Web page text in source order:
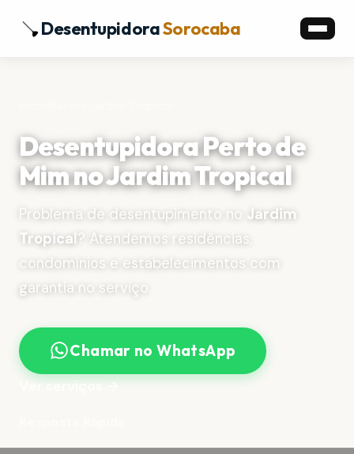
DesentupidoraSorocaba
Desentupidora Perto de
Mim no Jardim Tropical
Problema de desentupimento no Jardim
Tropical ? Atendemos residências,
condomínios e estabelecimentos com
garantia no serviço.
Chamar no WhatsApp
Ver serviços →